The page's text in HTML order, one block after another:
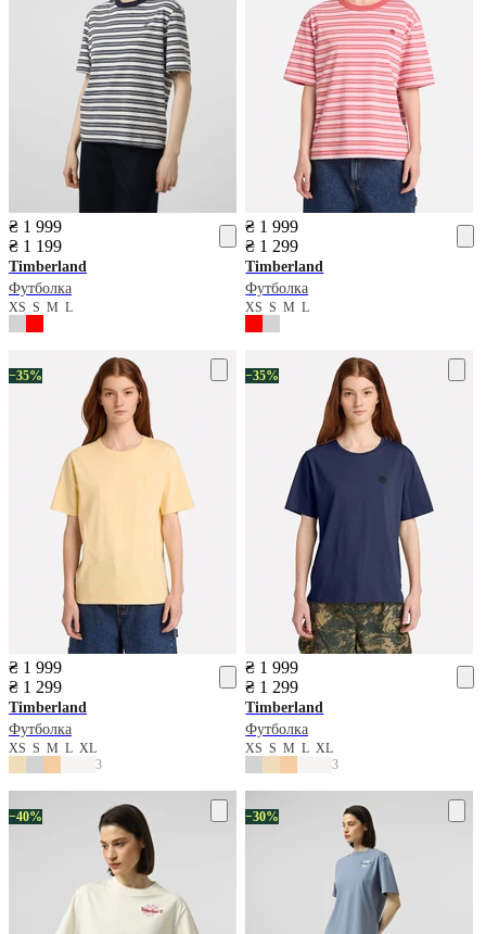
₴ 1 999
₴ 1 199
Timberland
Футболка
XS S M L
₴ 1 999
₴ 1 299
Timberland
Футболка
XSSML
−35%
₴ 1 999
₴ 1 299
Timberland
Футболка
XS S M L XL
3
−35%
₴ 1 999
₴ 1 299
Timberland
Футболка
XSSMLXL
3
−40% −30%